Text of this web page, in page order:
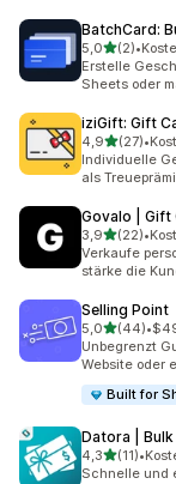
BatchCard:
5,0von 5
(2)
2 •
Erstelle
Sheets oder
iziGift: Gift
4,9von 5
(27)
27 •
Individuelle
als
Govalo | Gift
3,9von 5
(22)
22 •
Verkaufe
stärke die
Selling Point
5,0von 5
(44)
44 •
Unbegrenzt
Website oder
Built for
Datora |
4,3von 5
(11)
11 •
Schnelle und